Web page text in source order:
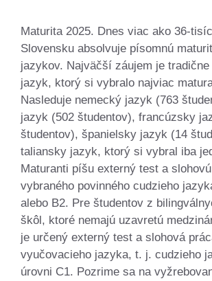
Maturita 2025. Dnes viac ako 36-
Slovensku absolvuje písomnú
jazykov. Najväčší záujem je
jazyk, ktorý si vybralo najviac
Nasleduje nemecký jazyk (763
jazyk (502 študentov), francúzsky
študentov), španielsky jazyk (14
taliansky jazyk, ktorý si vybral iba
Maturanti píšu externý test a
vybraného povinného cudzieho
alebo B2. Pre študentov z
škôl, ktoré nemajú uzavretú
je určený externý test a slohová
vyučovacieho jazyka, t. j. cudzieho
úrovni C1. Pozrime sa na